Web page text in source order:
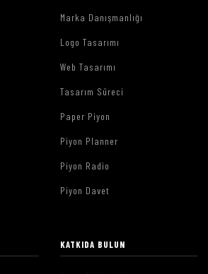
Marka Danışmanlığı
Logo Tasarımı
Web Tasarımı
Tasarım Süreci
Paper Piyon
Piyon Planner
Piyon Radio
Piyon Davet
KATKIDA BULUN